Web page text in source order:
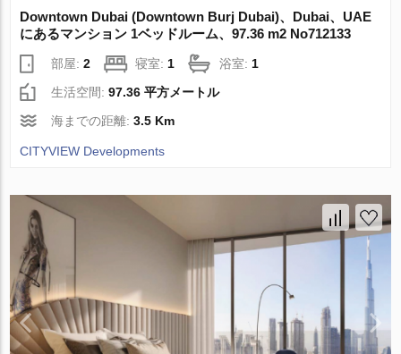
Downtown Dubai (Downtown Burj Dubai)、Dubai、UAE
にあるマンション 1ベッドルーム、97.36 m2 No712133
部屋:2 寝室: 1 浴室: 1
生活空間:97.36 平方メートル
海までの距離:3.5 Km
CITYVIEW Developments